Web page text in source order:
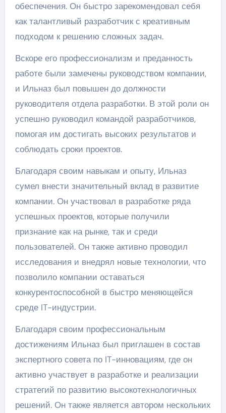
обеспечения. Он быстро зарекомендовал себя
как талантливый разработчик с креативным
подходом к решению сложных задач.
Вскоре его профессионализм и преданность
работе были замечены руководством компании,
и Ильназ был повышен до должности
руководителя отдела разработки. В этой роли он
успешно руководил командой разработчиков,
помогая им достигать высоких результатов и
соблюдать сроки проектов.
Благодаря своим навыкам и опыту, Ильназ
сумел внести значительный вклад в развитие
компании. Он участвовал в разработке ряда
успешных проектов, которые получили
признание как на рынке, так и среди
пользователей. Он также активно проводил
исследования и внедрял новые технологии, что
позволило компании оставаться
конкурентоспособной в быстро меняющейся
среде IT-индустрии.
Благодаря своим профессиональным
достижениям Ильназ был приглашен в состав
экспертного совета по IT-инновациям, где он
активно участвует в разработке и реализации
стратегий по развитию высокотехнологичных
решений. Он также является автором нескольких